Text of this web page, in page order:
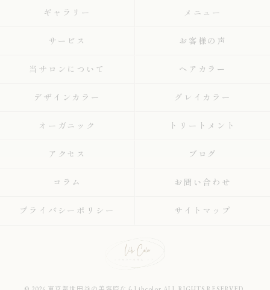
ギャラリー メニュー
サービス お客様の声
当サロンについて ヘアカラー
デザインカラー グレイカラー
オーガニック トリートメント
アクセス ブログ
コラム お問い合わせ
プライバシーポリシー サイトマップ